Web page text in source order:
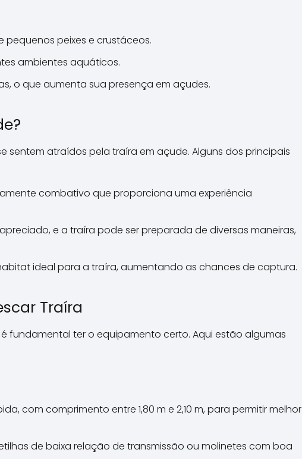
peixes e crustáceos.
ambientes aquáticos.
o que aumenta sua presença em açudes.
sentem atraídos pela traíra em açude. Alguns dos principais
combativo que proporciona uma experiência
e a traíra pode ser preparada de diversas maneiras,
ideal para a traíra, aumentando as chances de captura.
Traíra
fundamental ter o equipamento certo. Aqui estão algumas
com comprimento entre 1,80 m e 2,10 m, para permitir melhor
de baixa relação de transmissão ou molinetes com boa